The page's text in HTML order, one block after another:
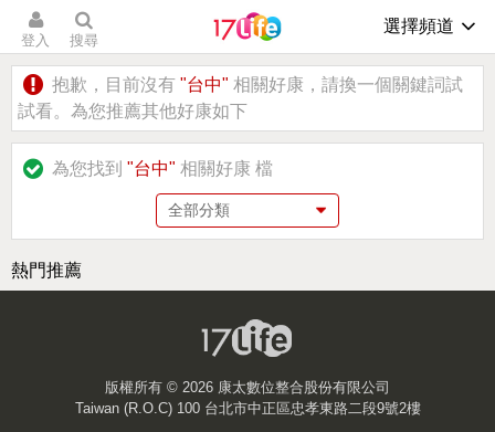
登入 搜尋
選擇頻道
抱歉，目前沒有 "台中"相關好康，請換一個關鍵詞試
試看。為您推薦其他好康如下
為您找到 "台中"相關好康檔
熱門推薦
版權所有 © 2026 康太數位整合股份有限公司
Taiwan (R.O.C) 100 台北市中正區忠孝東路二段9號2樓